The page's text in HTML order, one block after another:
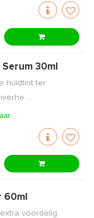
Serum 30ml
huidtint ter
...
60ml
voordelig.